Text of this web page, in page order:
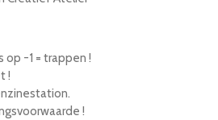
op -1 = trappen !
!
!